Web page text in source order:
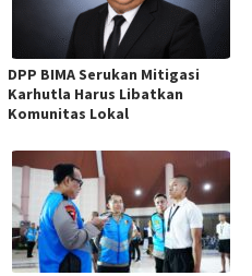
DPP BIMA Serukan Mitigasi
Karhutla Harus Libatkan
Komunitas Lokal